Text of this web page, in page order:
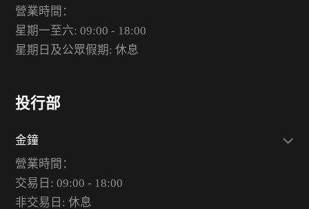
營業時間：
星期一至六: 09:00 - 18:00
星期日及公眾假期: 休息
投行部
金鐘
營業時間：
交易日: 09:00 - 18:00
非交易日: 休息